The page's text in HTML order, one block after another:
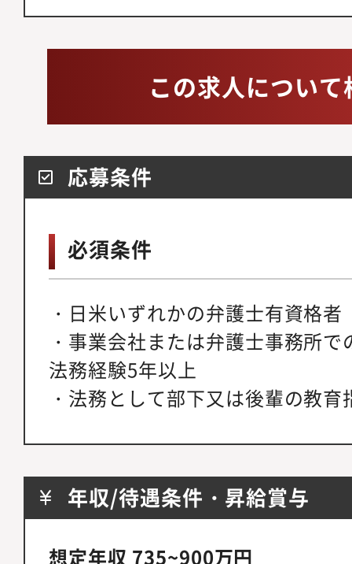
この求人につい
応募条件
必須条件
・日米いずれかの弁護士有資格者
・事業会社または弁護士事務所
法務経験5年以上
・法務として部下又は後輩の教
年収/待遇条件・昇給賞与
想定年収 735~900万円